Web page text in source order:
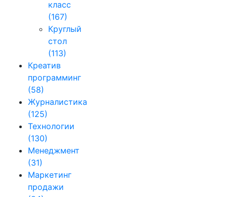
класс
(167)
Круглый
стол
(113)
Креатив
программинг
(58)
Журналистика
(125)
Технологии
(130)
Менеджмент
(31)
Маркетинг
продажи